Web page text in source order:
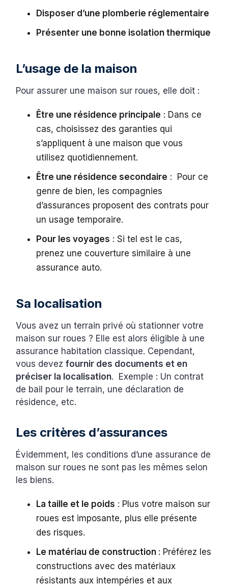
Disposer d’une plomberie réglementaire
Présenter une bonne isolation thermique
L’usage de la maison
Pour assurer une maison sur roues, elle doit :
Être une résidence principale : Dans ce
cas, choisissez des garanties qui
s’appliquent à une maison que vous
utilisez quotidiennement.
Être une résidence secondaire : Pour ce
genre de bien, les compagnies
d’assurances proposent des contrats pour
un usage temporaire.
Pour les voyages : Si tel est le cas,
prenez une couverture similaire à une
assurance auto.
Sa localisation
Vous avez un terrain privé où stationner votre
maison sur roues ? Elle est alors éligible à une
assurance habitation classique. Cependant,
vous devezfournir des documents et en
préciser la localisation. Exemple : Un contrat
de bail pour le terrain, une déclaration de
résidence, etc.
Les critères d’assurances
Évidemment, les conditions d’une assurance de
maison sur roues ne sont pas les mêmes selon
les biens.
La taille et le poids : Plus votre maison sur
roues est imposante, plus elle présente
des risques.
Le matériau de construction : Préférez les
constructions avec des matériaux
résistants aux intempéries et aux